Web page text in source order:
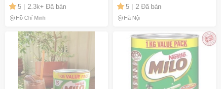
cao, phát triển sức khỏe toàn
diện, hương vị socola thơm
ngon
5 2.3k+ Đã bán
Hồ Chí Minh
5 2 Đã bán
Hà Nội